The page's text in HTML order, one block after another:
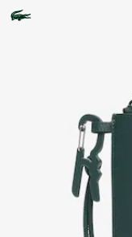
d’images
produit